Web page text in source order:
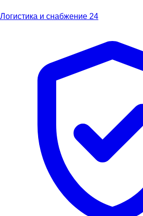
Логистика и снабжение 24